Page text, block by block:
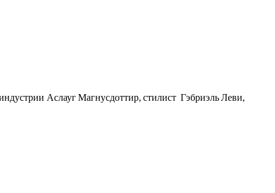
Аслауг Магнусдоттир, стилист Гэбриэль Леви,